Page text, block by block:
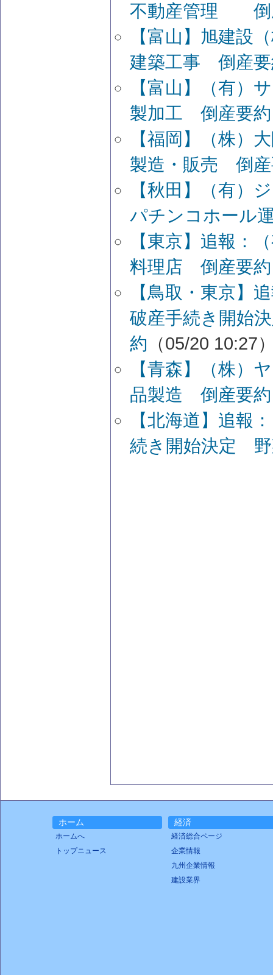
不動産管理 倒
【富山】旭建設
建築工事 倒産
【富山】（有）
製加工 倒産要約
【福岡】（株）
製造・販売 倒産
【秋田】（有
パチンコホール
【東京】追報：
料理店 倒産要約
【鳥取・東京】
破産手続き開始
約 （05/20 10:27
【青森】（株）
品製造 倒産要約
【北海道】追報
続き開始決定 野
ホーム
ホームへ
トップニュース
経済
経済総合ページ
企業情報
九州企業情報
建設業界